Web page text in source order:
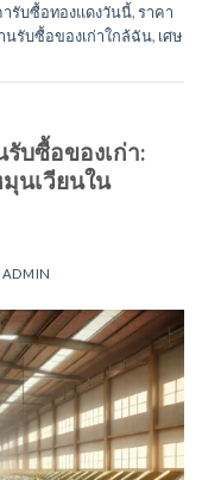
ารับซื้อทองแดงวันนี้,ราคา
นรับซื้อของเก่าใกล้ฉัน, เศษ
บซื้อของเก่า:
นเวียนใน
ADMIN